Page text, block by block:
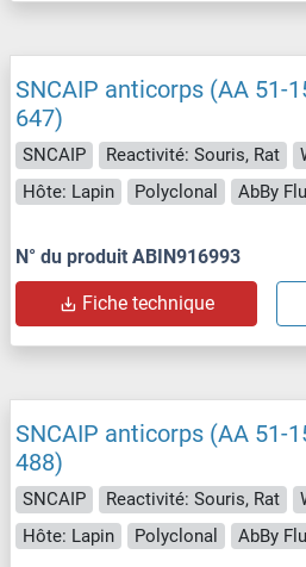
SNCAIP anticorps (AA 51-
647)
SNCAIP Reactivité: Souris, Rat
Hôte: Lapin
Polyclonal AbBy
N° du produit ABIN916993
Fiche technique
SNCAIP anticorps (AA 51-
488)
SNCAIP Reactivité: Souris, Rat
Hôte: Lapin
Polyclonal AbBy